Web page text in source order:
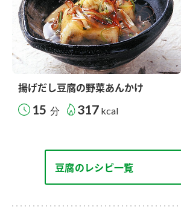
揚げだし豆腐の野菜あんかけ
15 分 317 kcal
豆腐のレシピ一覧